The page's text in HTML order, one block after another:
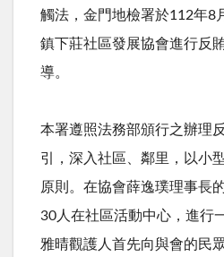
觸法，金門地檢署於112年8
鎮下莊社區發展協會進行反
導。
本署遵照法務部頒行之辦理
引，深入社區、鄰里，以小
原則。在協會薛逸璞理事長
30人在社區活動中心，進行
雅晴觀護人首先向與會的民